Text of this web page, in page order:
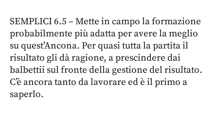
SEMPLICI 6.5 – Mette in campo la formazione
probabilmente più adatta per avere la meglio
su quest’Ancona. Per quasi tutta la partita il
risultato gli dà ragione, a prescindere dai
balbettii sul fronte della gestione del risultato.
C’è ancora tanto da lavorare ed è il primo a
saperlo.